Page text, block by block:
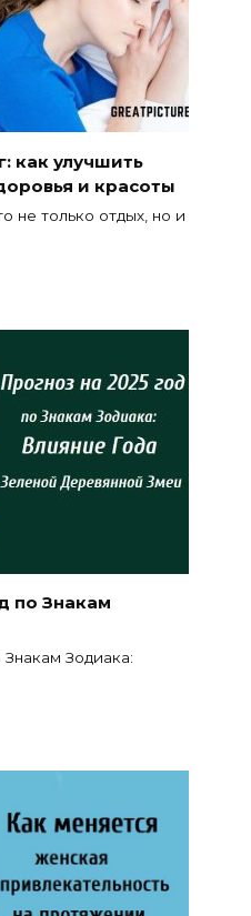
как улучшить
и красоты
не только отдых, но и
по Знакам
Зодиака: